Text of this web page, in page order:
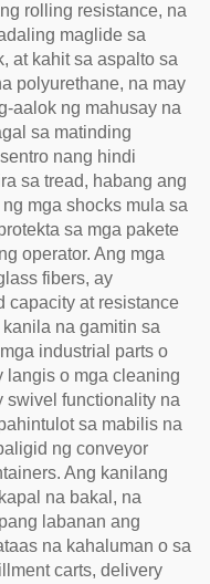
rolling resistance, na
maglide sa
at kahit sa aspalto sa
polyurethane, na may
aalok ng mahusay na
sa matinding
nang hindi
sa tread, habang ang
mga shocks mula sa
sa mga pakete
operator. Ang mga
fibers, ay
capacity at resistance
na gamitin sa
industrial parts o
langis o mga cleaning
swivel functionality na
sa mabilis na
ng conveyor
Ang kanilang
na bakal, na
labanan ang
na kahaluman o sa
carts, delivery